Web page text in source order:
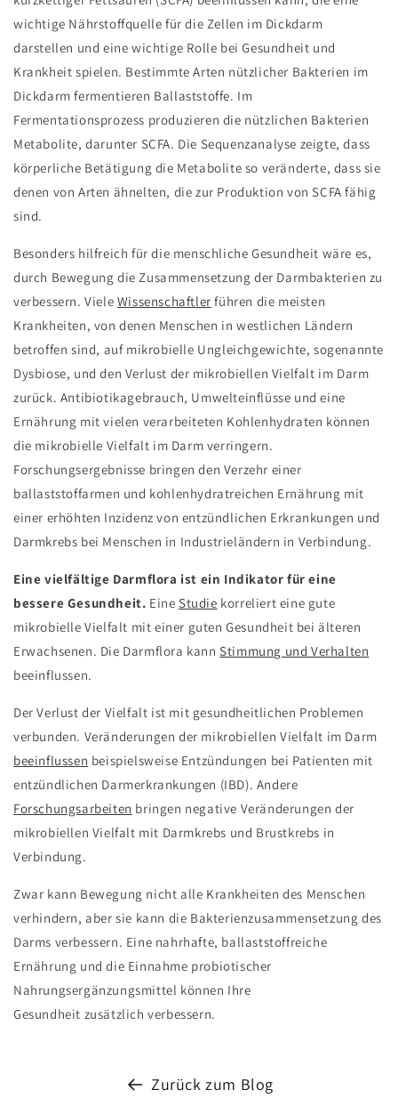
wichtige Nährstoffquelle für die Zellen im Dickdarm
darstellen und eine wichtige Rolle bei Gesundheit und
Krankheit spielen. Bestimmte Arten nützlicher Bakterien im
Dickdarm fermentieren Ballaststoffe. Im
Fermentationsprozess produzieren die nützlichen Bakterien
Metabolite, darunter SCFA. Die Sequenzanalyse zeigte, dass
körperliche Betätigung die Metabolite so veränderte, dass sie
denen von Arten ähnelten, die zur Produktion von SCFA fähig
sind.
Besonders hilfreich für die menschliche Gesundheit wäre es,
durch Bewegung die Zusammensetzung der Darmbakterien zu
verbessern. Viele Wissenschaftler führen die meisten
Krankheiten, von denen Menschen in westlichen Ländern
betroffen sind, auf mikrobielle Ungleichgewichte, sogenannte
Dysbiose, und den Verlust der mikrobiellen Vielfalt im Darm
zurück. Antibiotikagebrauch, Umwelteinflüsse und eine
Ernährung mit vielen verarbeiteten Kohlenhydraten können
die mikrobielle Vielfalt im Darm verringern.
Forschungsergebnisse bringen den Verzehr einer
ballaststoffarmen und kohlenhydratreichen Ernährung mit
einer erhöhten Inzidenz von entzündlichen Erkrankungen und
Darmkrebs bei Menschen in Industrieländern in Verbindung.
Eine vielfältige Darmflora ist ein Indikator für eine
bessere Gesundheit. EineStudie korreliert eine gute
mikrobielle Vielfalt mit einer guten Gesundheit bei älteren
Erwachsenen. Die Darmflora kannStimmung und Verhalten
beeinflussen.
Der Verlust der Vielfalt ist mit gesundheitlichen Problemen
verbunden. Veränderungen der mikrobiellen Vielfalt im Darm
beeinflussen beispielsweise Entzündungen bei Patienten mit
entzündlichen Darmerkrankungen (IBD). Andere
Forschungsarbeiten bringen negative Veränderungen der
mikrobiellen Vielfalt mit Darmkrebs und Brustkrebs in
Verbindung.
Zwar kann Bewegung nicht alle Krankheiten des Menschen
verhindern, aber sie kann die Bakterienzusammensetzung des
Darms verbessern. Eine nahrhafte, ballaststoffreiche
Ernährung und die Einnahme probiotischer
Nahrungsergänzungsmittel können Ihre
Gesundheit zusätzlich verbessern.
Zurück zum Blog